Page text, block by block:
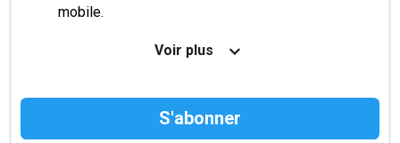
mobile.
Le magazine TelQuel en numérique avant la sortie
Des informations confidentielles résérvées aux
Voir plus